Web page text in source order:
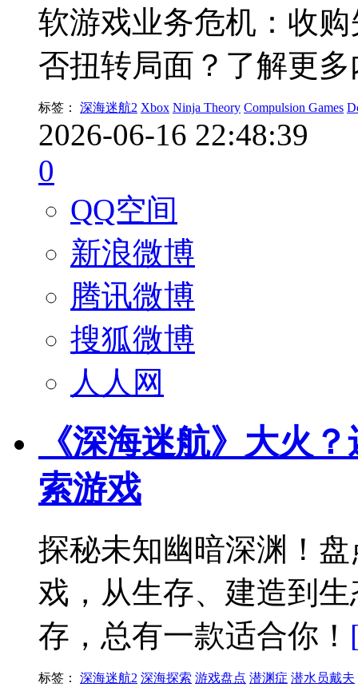
软游戏业务危机：收
否扭转局面？了解更
标签： 深海迷航2 Xbox Ninja Theory Compulsion Games
2026-06-16 22:48:39
0
QQ空间
新浪微博
腾讯微博
搜狐微博
人人网
《深海迷航》大火
索游戏
探秘未知幽暗深渊！
戏，从生存、建造到
存，总有一款适合你！
标签： 深海迷航2 深海探索 游戏盘点 潜渊症 潜水员戴夫